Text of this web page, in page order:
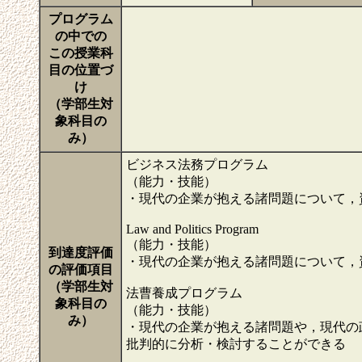
プログラム
の中での
この授業科
目の位置づ
け
（学部生対
象科目の
み）
到達度評価
の評価項目
（学部生対
象科目の
み）
ビジネス法務プログラム
（能力・技能）
・現代の企業が抱える諸問題について
Law and Politics Program
（能力・技能）
・現代の企業が抱える諸問題について
法曹養成プログラム
（能力・技能）
・現代の企業が抱える諸問題や，現代
批判的に分析・検討することができる